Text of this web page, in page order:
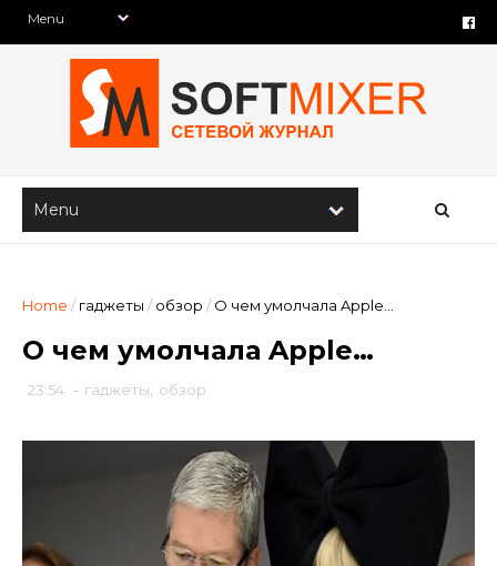
Home / гаджеты / обзор / О чем умолчала Apple…
О чем умолчала Apple…
23:54 - гаджеты обзор